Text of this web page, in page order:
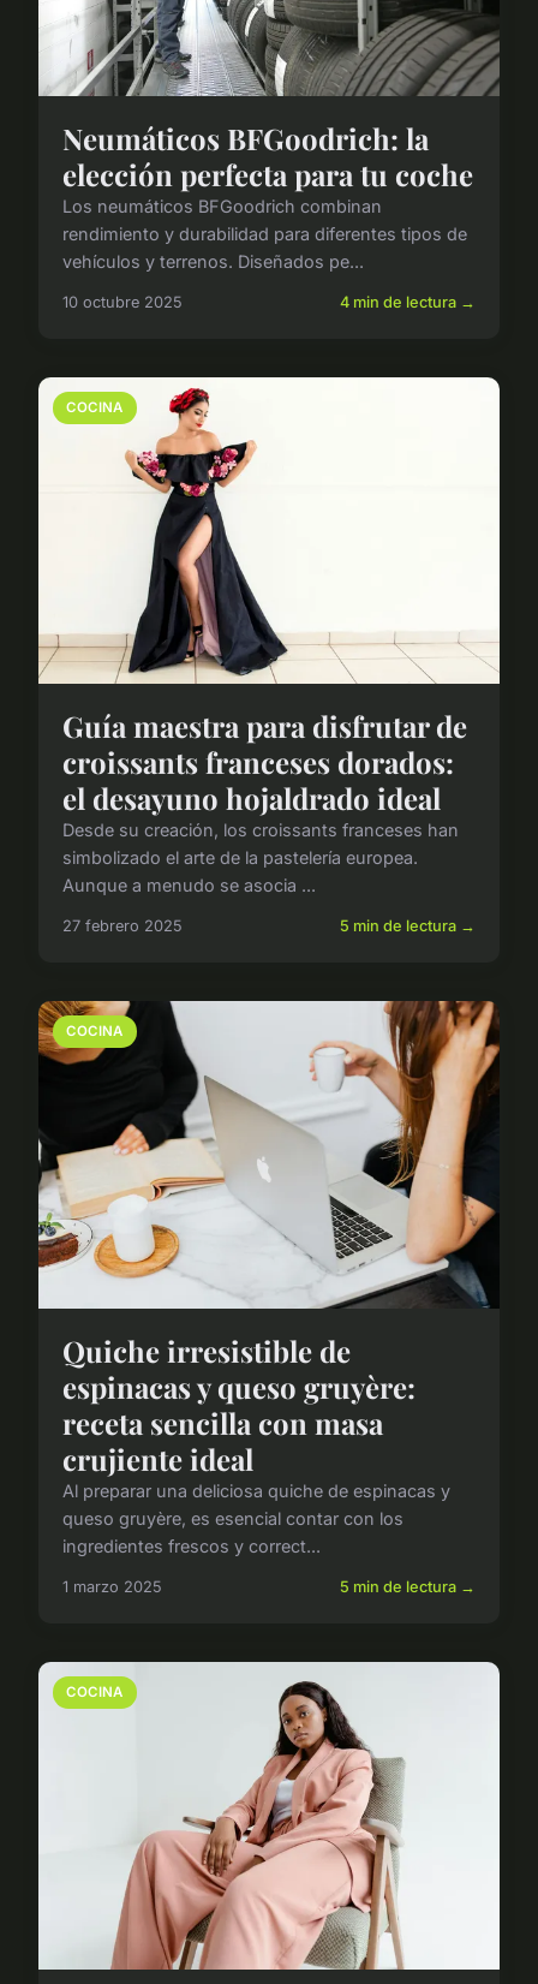
Neumáticos BFGoodrich: la
elección perfecta para tu coche
Los neumáticos BFGoodrich combinan
rendimiento y durabilidad para diferentes tipos de
vehículos y terrenos. Diseñados pe...
10 octubre 2025 4 min de lectura →
COCINA
Guía maestra para disfrutar de
croissants franceses dorados:
el desayuno hojaldrado ideal
Desde su creación, los croissants franceses han
simbolizado el arte de la pastelería europea.
Aunque a menudo se asocia ...
27 febrero 2025 5 min de lectura →
COCINA
Quiche irresistible de
espinacas y queso gruyère:
receta sencilla con masa
crujiente ideal
Al preparar una deliciosa quiche de espinacas y
queso gruyère, es esencial contar con los
ingredientes frescos y correct...
1 marzo 2025 5 min de lectura →
COCINA